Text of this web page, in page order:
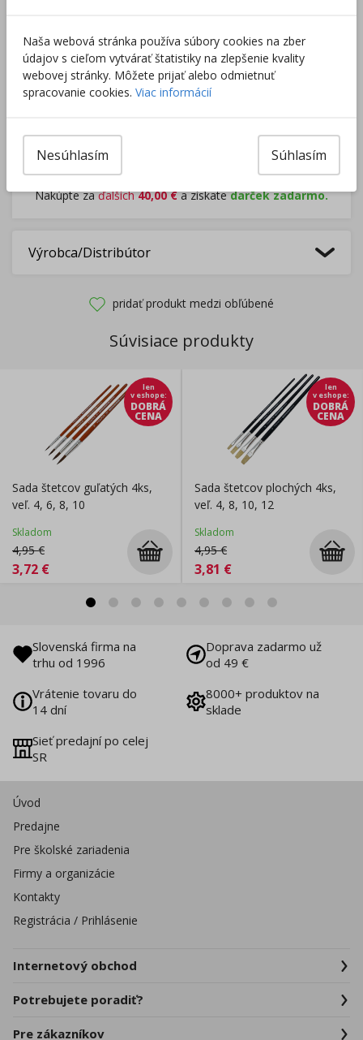
Do košíka
Pri nákupe zaďalších
Rozdávame darčeky
na podporu vzdelávania.
Nakúpte za ďalších 40,00€ a získate darček zadarmo.
Výrobca/Distribútor
pridať produkt medzi obľúbené
Súvisiace produkty
len
v eshope:
DOBRÁ
CENA
Sada štetcov guľatých 4ks,
veľ. 4, 6, 8, 10
Skladom
4,95€
3,72 €
len
v eshope:
DOBRÁ
CENA
Sada štetcov plochých 4ks,
veľ. 4, 8, 10, 12
Skladom
4,95€
3,81 €
Slovenská firma na
trhu od 1996
Doprava zadarmo už
od 49 €
Vrátenie tovaru do
14 dní
8000+ produktov na
sklade
Sieť predajní po celej
SR
Úvod
Predajne
Pre školské zariadenia
Firmy a organizácie
Kontakty
Registrácia / Prihlásenie
Internetový obchod
Potrebujete poradiť?
Pre zákazníkov
Naša webová stránka používa súbory cookies na zber
údajov s cieľom vytvárať štatistiky na zlepšenie kvality
webovej stránky. Môžete prijať alebo odmietnuť
spracovanie cookies. Viac informácií
Súhlasím
Nesúhlasím